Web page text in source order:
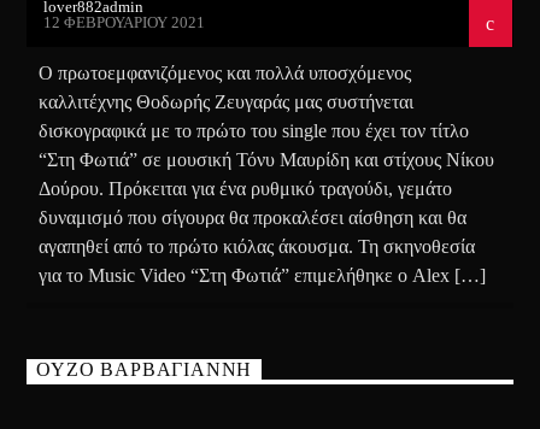
lover882admin
12 ΦΕΒΡΟΥΑΡΊΟΥ 2021
Ο πρωτοεμφανιζόμενος και πολλά υποσχόμενος
καλλιτέχνης Θοδωρής Ζευγαράς μας συστήνεται
δισκογραφικά με το πρώτο του single που έχει τον τίτλο
“Στη Φωτιά” σε μουσική Τόνυ Μαυρίδη και στίχους Νίκου
Δούρου. Πρόκειται για ένα ρυθμικό τραγούδι, γεμάτο
δυναμισμό που σίγουρα θα προκαλέσει αίσθηση και θα
αγαπηθεί από το πρώτο κιόλας άκουσμα. Τη σκηνοθεσία
για το Music Video “Στη Φωτιά” επιμελήθηκε ο Alex […]
ΟΥΖΟ ΒΑΡΒΑΓΙΑΝΝΗ